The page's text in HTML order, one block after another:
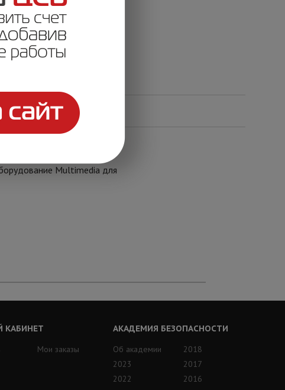
по кабелю витая пара,
Multimedia для
КАБИНЕТ
Мои заказы
АКАДЕМИЯ БЕЗОПАСНОСТИ
Об академии
2023
2022
2018
2017
2016